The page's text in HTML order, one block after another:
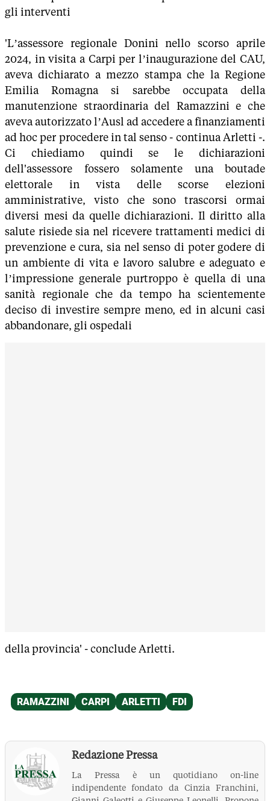
gli interventi
'L’assessore regionale Donini nello scorso aprile
2024, in visita a Carpi per l’inaugurazione del CAU,
aveva dichiarato a mezzo stampa che la Regione
Emilia Romagna si sarebbe occupata della
manutenzione straordinaria del Ramazzini e che
aveva autorizzato l’Ausl ad accedere a finanziamenti
ad hoc per procedere in tal senso - continua Arletti -.
Ci chiediamo quindi se le dichiarazioni
dell'assessore fossero solamente una boutade
elettorale in vista delle scorse elezioni
amministrative, visto che sono trascorsi ormai
diversi mesi da quelle dichiarazioni. Il diritto alla
salute risiede sia nel ricevere trattamenti medici di
prevenzione e cura, sia nel senso di poter godere di
un ambiente di vita e lavoro salubre e adeguato e
l’impressione generale purtroppo è quella di una
sanità regionale che da tempo ha scientemente
deciso di investire sempre meno, ed in alcuni casi
abbandonare, gli ospedali
della provincia' - conclude Arletti.
Redazione Pressa
La Pressa è un quotidiano on-line
indipendente fondato da Cinzia Franchini,